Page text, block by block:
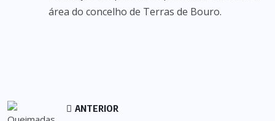
área do concelho de Terras de Bouro.
ANTERIOR